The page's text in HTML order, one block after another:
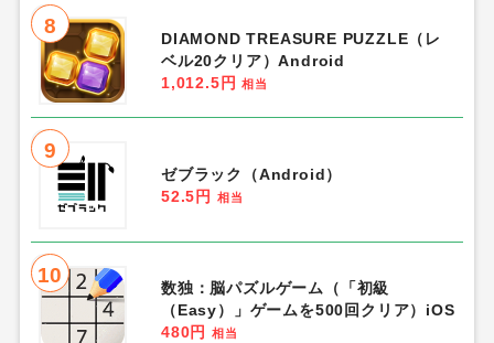
8
DIAMOND TREASURE PUZZLE（レ
ベル20クリア）Android
1,012.5円
相当
9
ゼブラック（Android）
52.5円
相当
10
数独：脳パズルゲーム（「初級
（Easy）」ゲームを500回クリア）iOS
480円
相当